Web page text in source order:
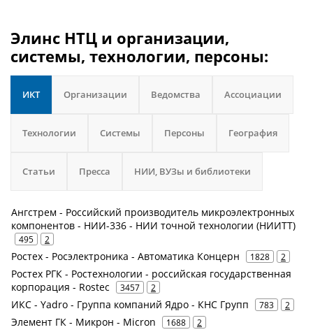
Элинс НТЦ и организации,
системы, технологии, персоны:
ИКТ Организации Ведомства Ассоциации
Технологии Системы Персоны География
Статьи Пресса НИИ, ВУЗы и библиотеки
Ангстрем - Российский производитель микроэлектронных
компонентов - НИИ-336 - НИИ точной технологии (НИИТТ)
495 2
Ростех - Росэлектроника - Автоматика Концерн 1828 2
Ростех РГК - Ростехнологии - российская государственная
корпорация - Rostec
3457 2
ИКС - Yadro - Группа компаний Ядро - КНС Групп 783 2
Элемент ГК - Микрон - Micron 1688 2